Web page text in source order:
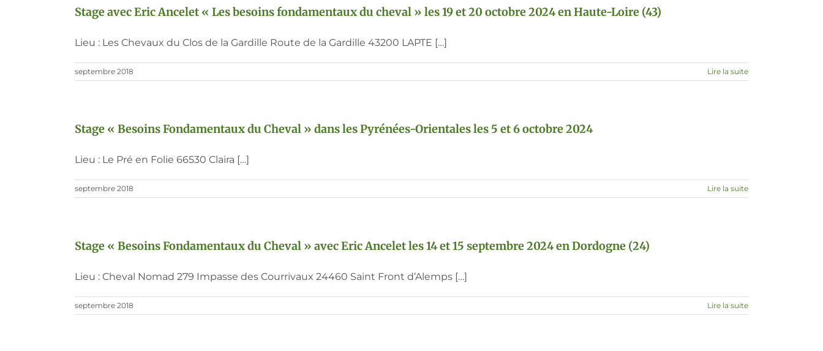
Stage avec Eric Ancelet « Les besoins fondamentaux du cheval » les 19 et 20 octobre 2024 en Haute-Loire (43)
Lieu : Les Chevaux du Clos de la Gardille Route de la Gardille 43200 LAPTE […]
septembre 2018 Lire la suite
Stage « Besoins Fondamentaux du Cheval » dans les Pyrénées-Orientales les 5 et 6 octobre 2024
Lieu : Le Pré en Folie 66530 Claira […]
septembre 2018 Lire la suite
Stage « Besoins Fondamentaux du Cheval » avec Eric Ancelet les 14 et 15 septembre 2024 en Dordogne (24)
Lieu : Cheval Nomad 279 Impasse des Courrivaux 24460 Saint Front d’Alemps […]
septembre 2018 Lire la suite